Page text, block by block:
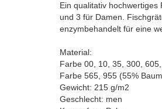
Ein qualitativ
und 3 für Damen.
enzymbehandelt für eine
Material:
Farbe 00, 10, 35, 300,
Farbe 565, 955 (55%
Gewicht: 215 g/m2
Geschlecht: men